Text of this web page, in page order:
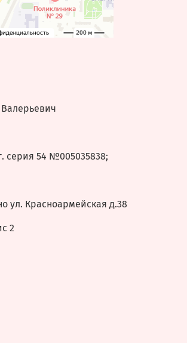
2015г. серия 54 №005035838;
ул. Красноармейская д.38
2